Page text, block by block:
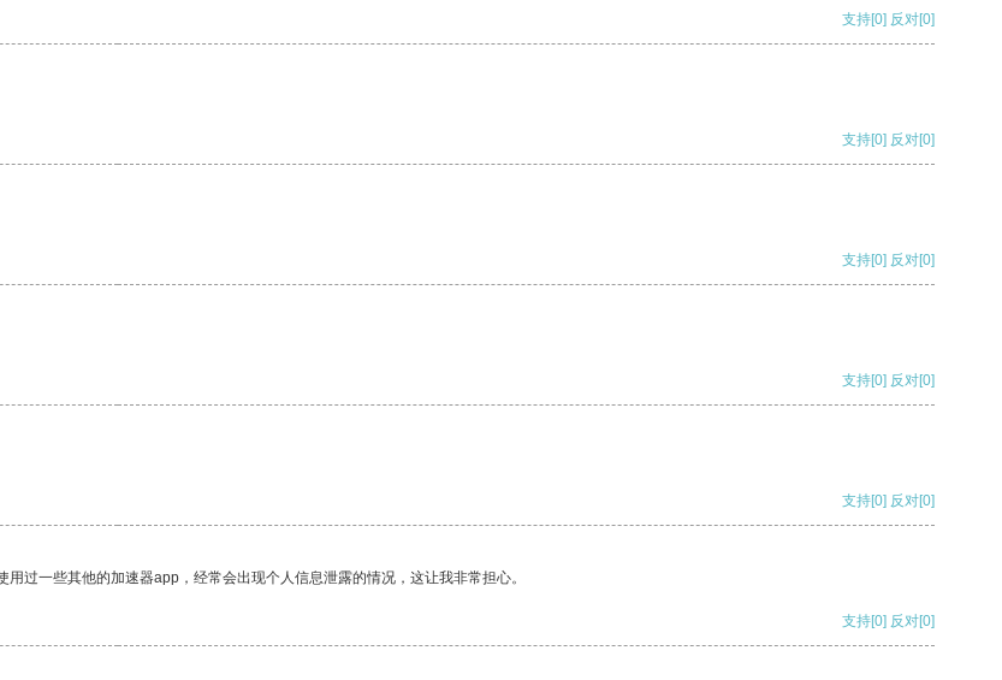
支持[0] 反对[0]
支持[0] 反对[0]
支持[0] 反对[0]
支持[0] 反对[0]
支持[0] 反对[0]
过一些其他的加速器app，经常会出现个人信息泄露的情况，这让我非常担心。
支持[0] 反对[0]